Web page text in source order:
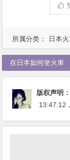
所属分类： 日本
在日本如何坐火車
版权声明
13:47:12